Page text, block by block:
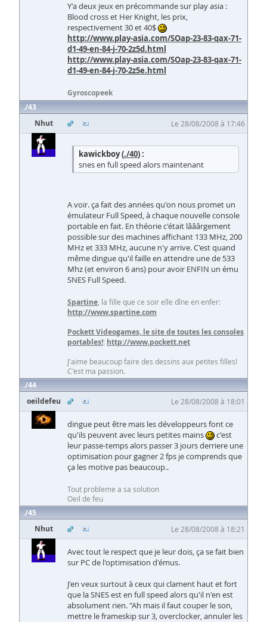
Y'a deux jeux en précommande sur play asia :
Blood cross et Her Knight, les prix,
respectivement 30 et 40$
http://www.play-asia.com/SOap-23-83-qax-71-
d1-49-en-84-j-70-2z5d.html
http://www.play-asia.com/SOap-23-83-qax-71-
d1-49-en-84-j-70-2z5e.html
Gyroscopeek
43
Nhut
Le 28/08/2008 à 17:46
kawickboy (./40) :
snes en full speed alors maintenant
A voir. ça fait des années qu'on nous promet un
émulateur Full Speed, à chaque nouvelle console
portable en fait. En théorie c'était lââârgement
possible sur des machines affichant 133 MHz, 200
MHz et 333 MHz, aucune n'y arrive. C'est quand
même dingue qu'il faille en attendre une de 533
Mhz (et environ 6 ans) pour avoir ENFIN un ému
SNES Full Speed.
Spartine , la fille que ce soir elle dîne en enfer:
http://www.spartine.com
Pockett Videogames, le site de toutes les consoles
portables!: http://www.pockett.net
J'aime beaucoup faire des dessins aux petites filles!
C'est ma passion.
44
oeildefeu
Le 28/08/2008 à 18:01
dingue peut être mais les développeurs font ce
qu'ils peuvent avec leurs petites mains
c'est
leur passe-temps alors passer 3 jours derriere une
optimisation pour gagner 2 fps je comprends que
ça les motive pas beaucoup..
Tout probleme a sa solution
Oeil de feu
45
Nhut
Le 28/08/2008 à 18:21
Avec tout le respect que je leur dois, ça se fait bien
sur PC de l'optimisation d'émus.
J'en veux surtout à ceux qui clament haut et fort
que la SNES est en full speed alors qu'il n'en est
absolument rien. "Ah mais il faut couper le son,
mettre le frameskip sur 3, overclocker, annuler les